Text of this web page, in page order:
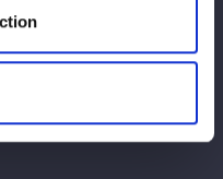
を持してプロレスラー転
両国国技館大会で“師
した。